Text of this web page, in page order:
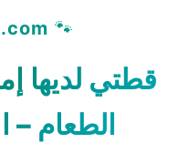
🐾
قطتي لديها
الطعام –